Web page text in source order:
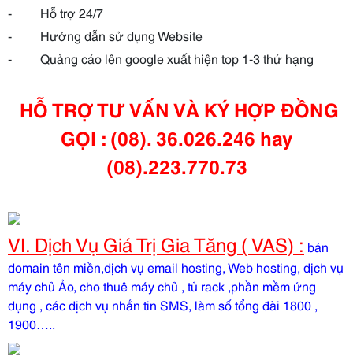
- Hỗ trợ 24/7
- Hướng dẫn sử dụng Website
- Quảng cáo lên google xuất hiện top 1-3 thứ hạng
HỖ TRỢ TƯ VẤN VÀ KÝ HỢP ĐỒNG
GỌI : (08). 36.026.246 hay
(08).223.770.73
VI. Dịch Vụ Giá Trị Gia Tăng ( VAS) : bán
domain tên miền,dịch vụ email hosting, Web hosting, dịch vụ
máy chủ Ảo, cho thuê máy chủ , tủ rack ,phần mềm ứng
dụng , các dịch vụ nhắn tin SMS, làm số tổng đài 1800 ,
1900…..